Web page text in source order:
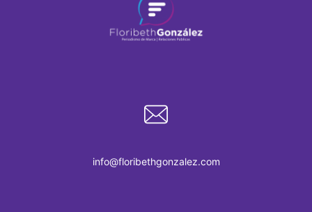
info@floribethgonzalez.com